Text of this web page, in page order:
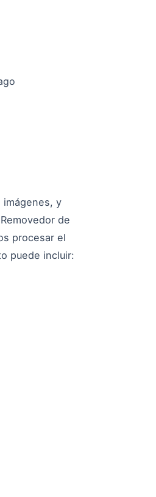
y
de
procesar el
puede incluir: